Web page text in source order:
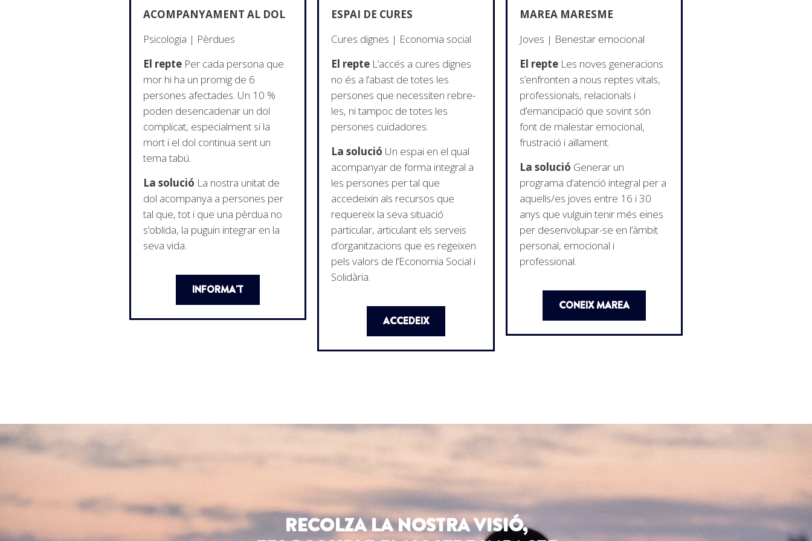
ACOMPANYAMENT AL DOL
Psicologia | Pèrdues
El repte Per cada persona que
mor hi ha un promig de 6
persones afectades. Un 10 %
poden desencadenar un dol
complicat, especialment si la
mort i el dol continua sent un
tema tabú.
La solució La nostra unitat de
dol acompanya a persones per
tal que, tot i que una pèrdua no
s’oblida, la puguin integrar en la
seva vida.
INFORMA'T
ESPAI DE CURES
Cures dignes | Economia social
El repte L’accés a cures dignes
no és a l’abast de totes les
persones que necessiten rebre-
les, ni tampoc de totes les
persones cuidadores.
La solució Un espai en el qual
acompanyar de forma integral a
les persones per tal que
accedeixin als recursos que
requereix la seva situació
particular, articulant els serveis
d’organitzacions que es regeixen
pels valors de l’Economia Social i
Solidària.
ACCEDEIX
MAREA MARESME
Joves | Benestar emocional
El repteLes noves generacions
s’enfronten a nous reptes vitals,
professionals, relacionals i
d’emancipació que sovint són
font de malestar emocional,
frustració i aïllament.
La solució Generar un
programa d’atenció integral per a
aquells/es joves entre 16 i 30
anys que vulguin tenir més eines
per desenvolupar-se en l’àmbit
personal, emocional i
professional.
CONEIX MAREA
RECOLZA LA NOSTRA VISIÓ,